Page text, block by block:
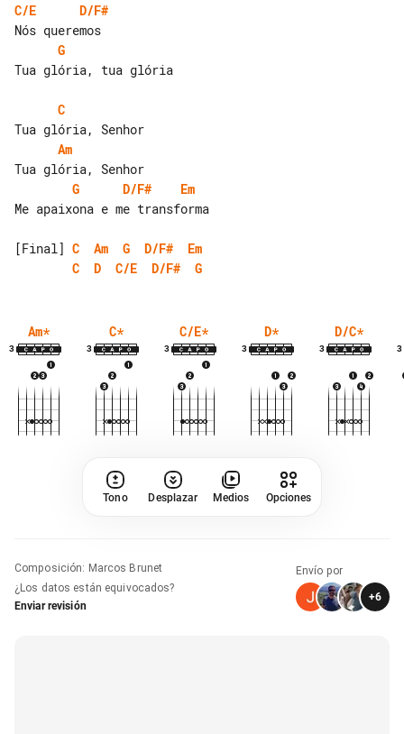
C/E
D/F#
G
Tua glória, tua glória
C
Am
G
D/F#
Em
Me apaixona e me transforma
[Final] C Am G D/F#
Em
C
D C/E D/F# G
Am*
3
C*
3
C/E*
3
D*
3
D/C*
3 3
Tono Desplazar Medios Opciones
Composición: Marcos Brunet
¿Los datos están equivocados?
Enviar revisión
Envío por
+6